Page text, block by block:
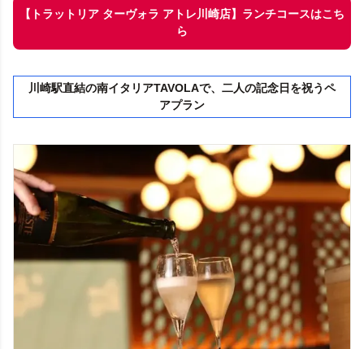
【トラットリア ターヴォラ アトレ川崎店】ランチコースはこち
ら
川崎駅直結の南イタリアTAVOLAで、二人の記念日を祝うペ
アプラン